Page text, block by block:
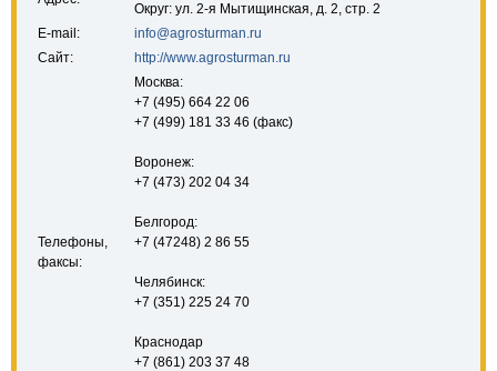
Округ: ул. 2-я Мытищинская, д. 2, стр. 2
E-mail:
info@agrosturman.ru
Сайт:
http://www.agrosturman.ru
Телефоны,
факсы:
Москва:
+7 (495) 664 22 06
+7 (499) 181 33 46 (факс)
Воронеж:
+7 (473) 202 04 34
Белгород:
+7 (47248) 2 86 55
Челябинск:
+7 (351) 225 24 70
Краснодар
+7 (861) 203 37 48